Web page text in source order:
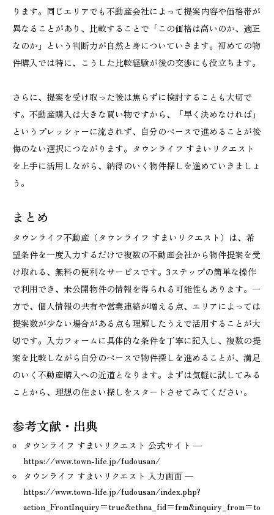
ります。同じエリアでも不動産会社によって提案内容や価格帯が
異なることがあり、比較することで「この価格は高いのか、適正
なのか」という判断力が自然と身についていきます。初めての物
件購入では特に、こうした比較経験が後の交渉にも役立ちます。
さらに、提案を受け取った後は焦らずに検討することも大切で
す。不動産購入は大きな買い物ですから、「早く決めなければ」
というプレッシャーに流されず、自分のペースで進めることが後
悔のない選択につながります。タウンライフ すまいリクエスト
を上手に活用しながら、納得のいく物件探しを進めていきましょ
う。
まとめ
タウンライフ不動産（タウンライフ すまいリクエスト）は、希
望条件を一度入力するだけで複数の不動産会社から物件提案を受
け取れる、無料の便利なサービスです。3ステップの簡単な操作
で利用でき、未公開物件の情報を得られる可能性もあります。一
方で、個人情報の共有や営業連絡が増える点、エリアによっては
提案数が少ない場合がある点も理解したうえで活用することが大
切です。入力フォームに具体的な条件を丁寧に記入し、複数の提
案を比較しながら自分のペースで物件探しを進めることが、満足
のいく不動産購入への近道となります。まずは気軽に試してみる
ことから、理想の住まい探しをスタートさせてみてください。
参考文献・出典
タウンライフ すまいリクエスト 公式サイト —
https://www.town-life.jp/fudousan/
タウンライフ すまいリクエスト 入力画面 —
https://www.town-life.jp/fudousan/index.php?
action_FrontInquiry=true&ethna_fid=frm&inquiry_from=to